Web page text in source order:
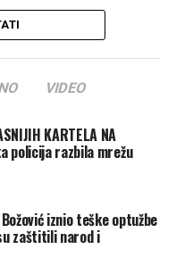
VIDEO
KARTELA NA
policija razbila mrežu
Božović iznio teške optužbe
zaštitili narod i